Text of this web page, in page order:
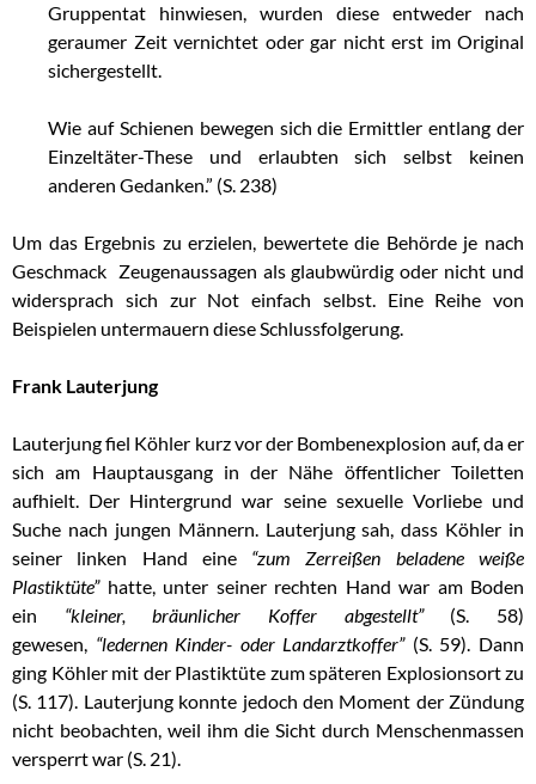
Gruppentat hinwiesen, wurden diese entweder nach
geraumer Zeit vernichtet oder gar nicht erst im Original
sichergestellt.
Wie auf Schienen bewegen sich die Ermittler entlang der
Einzeltäter-These und erlaubten sich selbst keinen
anderen Gedanken.” (S. 238)
Um das Ergebnis zu erzielen, bewertete die Behörde je nach
Geschmack Zeugenaussagen als glaubwürdig oder nicht und
widersprach sich zur Not einfach selbst. Eine Reihe von
Beispielen untermauern diese Schlussfolgerung.
Frank Lauterjung
Lauterjung fiel Köhler kurz vor der Bombenexplosion auf, da er
sich am Hauptausgang in der Nähe öffentlicher Toiletten
aufhielt. Der Hintergrund war seine sexuelle Vorliebe und
Suche nach jungen Männern. Lauterjung sah, dass Köhler in
seiner linken Hand eine“zum Zerreißen beladene weiße
Plastiktüte”hatte, unter seiner rechten Hand war am Boden
ein “kleiner, bräunlicher Koffer abgestellt”(S. 58)
gewesen, “ledernen Kinder- oder Landarztkoffer”(S. 59). Dann
ging Köhler mit der Plastiktüte zum späteren Explosionsort zu
(S. 117). Lauterjung konnte jedoch den Moment der Zündung
nicht beobachten, weil ihm die Sicht durch Menschenmassen
versperrt war (S. 21).